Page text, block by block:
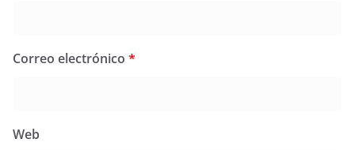
Correo electrónico *
Web